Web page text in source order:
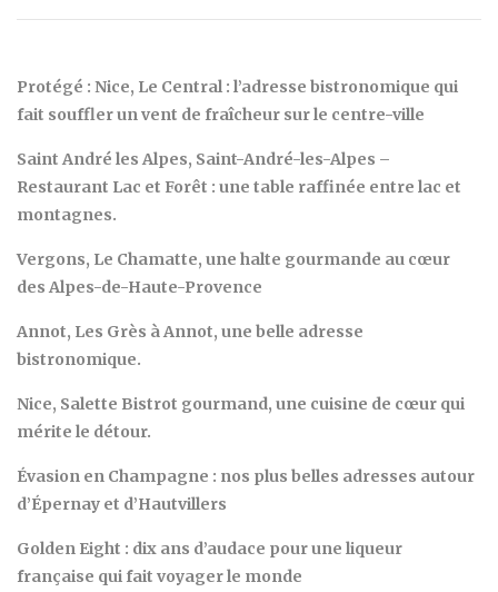
Protégé : Nice, Le Central : l’adresse bistronomique qui
fait souffler un vent de fraîcheur sur le centre-ville
Saint André les Alpes, Saint-André-les-Alpes –
Restaurant Lac et Forêt : une table raffinée entre lac et
montagnes.
Vergons, Le Chamatte, une halte gourmande au cœur
des Alpes-de-Haute-Provence
Annot, Les Grès à Annot, une belle adresse
bistronomique.
Nice, Salette Bistrot gourmand, une cuisine de cœur qui
mérite le détour.
Évasion en Champagne : nos plus belles adresses autour
d’Épernay et d’Hautvillers
Golden Eight : dix ans d’audace pour une liqueur
française qui fait voyager le monde